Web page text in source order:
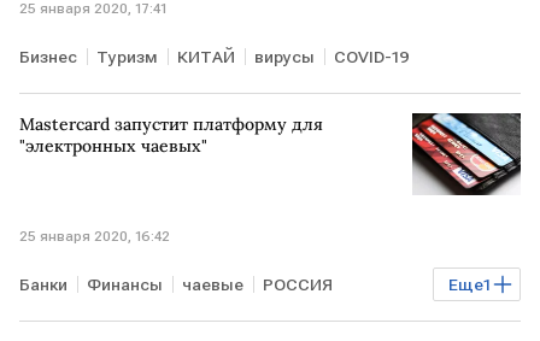
25 января 2020, 17:41
Бизнес Туризм КИТАЙ вирусы COVID-19
Mastercard запустит платформу для
"электронных чаевых"
25 января 2020, 16:42
Еще1
Банки Финансы чаевые РОССИЯ
Mastercard